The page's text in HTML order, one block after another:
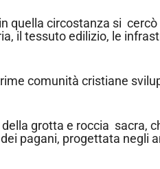
quella circostanza si cercò
il tessuto edilizio, le
comunità cristiane
grotta e roccia sacra,
pagani, progettata negli